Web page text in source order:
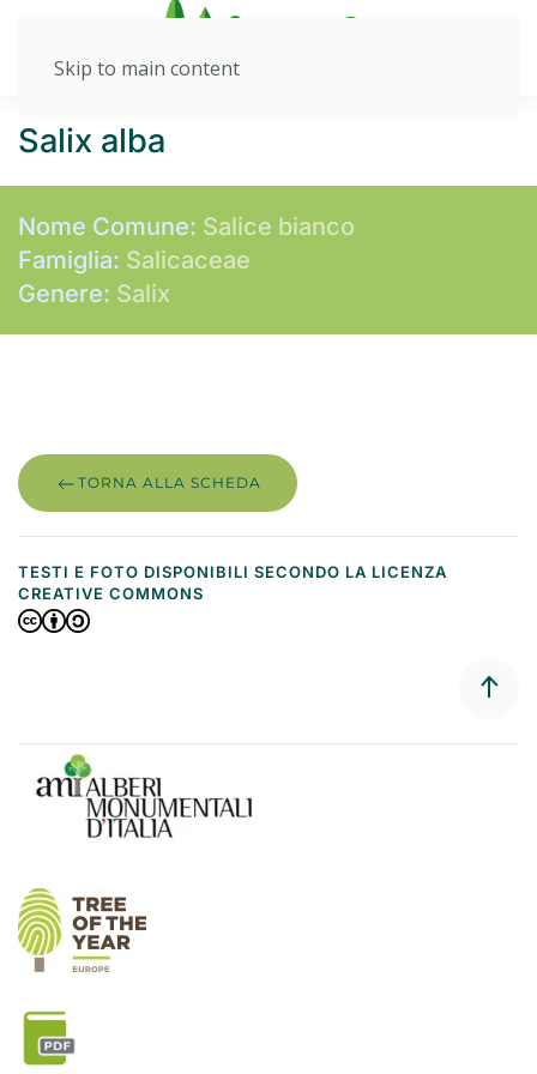
Skip to main content
Salix alba
Nome Comune: Salice bianco
Famiglia: Salicaceae
Genere: Salix
TORNA ALLA SCHEDA
TESTI E FOTO DISPONIBILI SECONDO LA LICENZA
CREATIVE COMMONS